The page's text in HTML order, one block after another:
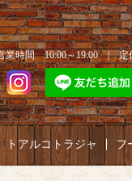
業時間 10:00～19:00 |
トアルコトラジャ フ